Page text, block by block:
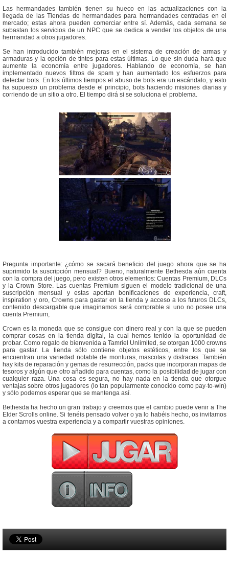
Las hermandades también tienen su hueco en las actualizaciones con la
llegada de las Tiendas de hermandades para hermandades centradas en el
mercado; estas ahora pueden comerciar entre sí. Además, cada semana se
subastan los servicios de un NPC que se dedica a vender los objetos de una
hermandad a otros jugadores.
Se han introducido también mejoras en el sistema de creación de armas y
armaduras y la opción de tintes para estas últimas. Lo que sin duda hará que
aumente la economía entre jugadores. Hablando de economía, se han
implementado nuevos filtros de spam y han aumentado los esfuerzos para
detectar bots. En los últimos tiempos el abuso de bots era un escándalo, y esto
ha supuesto un problema desde el principio, bots haciendo misiones diarias y
corriendo de un sitio a otro. El tiempo dirá si se soluciona el problema.
Pregunta importante: ¿cómo se sacará beneficio del juego ahora que se ha
suprimido la suscripción mensual? Bueno, naturalmente Bethesda aún cuenta
con la compra del juego, pero existen otros elementos: Cuentas Premium, DLCs
y la Crown Store. Las cuentas Premium siguen el modelo tradicional de una
suscripción mensual y estas aportan bonificaciones de experiencia, craft,
inspiration y oro, Crowns para gastar en la tienda y acceso a los futuros DLCs,
contenido descargable que imaginamos será comprable si uno no posee una
cuenta Premium,
Crown es la moneda que se consigue con dinero real y con la que se pueden
comprar cosas en la tienda digital, la cual hemos tenido la oportunidad de
probar. Como regalo de bienvenida a Tamriel Unlimited, se otorgan 1000 crowns
para gastar. La tienda sólo contiene objetos estéticos, entre los que se
encuentran una variedad notable de monturas, mascotas y disfraces. También
hay kits de reparación y gemas de resurrección, packs que incorporan mapas de
tesoros y algún que otro añadido para cuentas, como la posibilidad de jugar con
cualquier raza. Una cosa es segura, no hay nada en la tienda que otorgue
ventajas sobre otros jugadores (lo tan popularmente conocido como pay-to-win)
y sólo podemos esperar que se mantenga así.
Bethesda ha hecho un gran trabajo y creemos que el cambio puede venir a The
Elder Scrolls online. Si tenéis pensado volver o ya lo habéis hecho, os invitamos
a contarnos vuestra experiencia y a compartir vuestras opiniones.